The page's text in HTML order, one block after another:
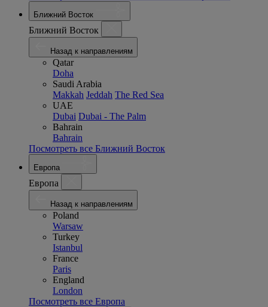
Ближний Восток
Ближний Восток
Назад к направлениям
Qatar
Doha
Saudi Arabia
Makkah Jeddah The Red Sea
UAE
Dubai Dubai - The Palm
Bahrain
Bahrain
Посмотреть все Ближний Восток
Европа
Европа
Назад к направлениям
Poland
Warsaw
Turkey
Istanbul
France
Paris
England
London
Посмотреть все Европа